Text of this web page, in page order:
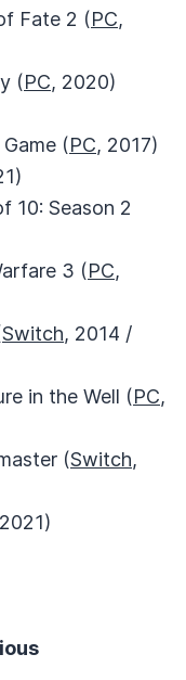
Fate 2 (PC,
(PC, 2020)
(PC, 2017)
10: Season 2
3 (PC,
Switch, 2014 /
in the Well (PC,
(Switch,